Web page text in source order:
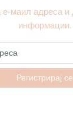
е-маил адреса и
информации.
Регистрирај се